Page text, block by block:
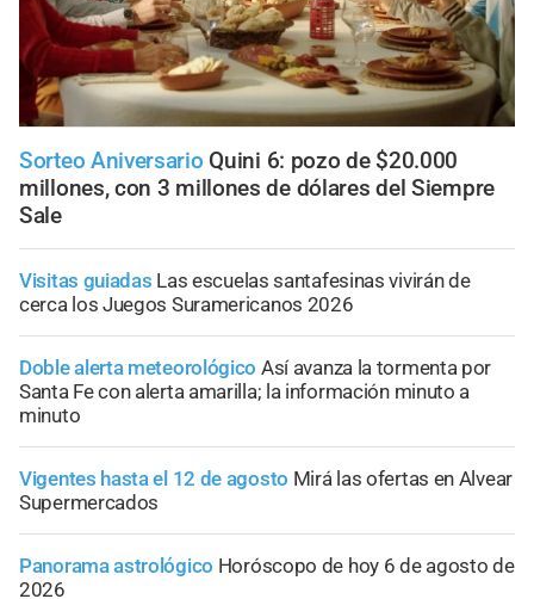
Sorteo Aniversario Quini 6: pozo de $20.000
millones, con 3 millones de dólares del Siempre
Sale
Visitas guiadas Las escuelas santafesinas vivirán de
cerca los Juegos Suramericanos 2026
Doble alerta meteorológico Así avanza la tormenta por
Santa Fe con alerta amarilla; la información minuto a
minuto
Vigentes hasta el 12 de agosto Mirá las ofertas en Alvear
Supermercados
Panorama astrológico Horóscopo de hoy 6 de agosto de
2026